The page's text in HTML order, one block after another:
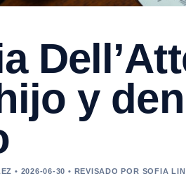
y
• 2026-06-30 • REVISADO POR SOFIA